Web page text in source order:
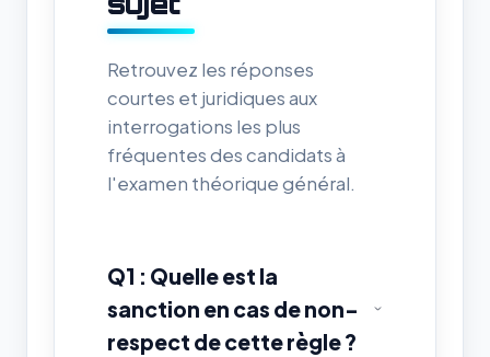
Retrouvez les réponses
courtes et juridiques aux
interrogations les plus
fréquentes des candidats à
l'examen théorique général.
Q1 : Quelle est la
sanction en cas de non-
respect de cette règle ?